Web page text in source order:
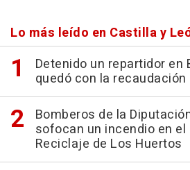
Lo más leído en Castilla y
Detenido un repartidor en
quedó con la
Bomberos de la
sofocan un incendio en el
Reciclaje de Los Huertos